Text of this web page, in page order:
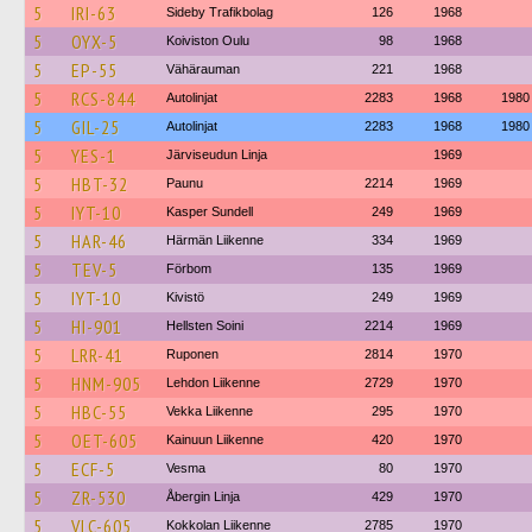
5 IRI-63 Sideby Trafikbolag 126 1968
5 OYX-5 Koiviston Oulu 98 1968
5 EP-55 Vähärauman 221 1968
5 RCS-844 Autolinjat 2283 1968 1980
5 GIL-25 Autolinjat 2283 1968 1980
5 YES-1 Järviseudun Linja 1969
5 HBT-32 Paunu 2214 1969
5 IYT-10 Kasper Sundell 249 1969
5 HAR-46 Härmän Liikenne 334 1969
5 TEV-5 Förbom 135 1969
5 IYT-10 Kivistö 249 1969
5 HI-901 Hellsten Soini 2214 1969
5 LRR-41 Ruponen 2814 1970
5 HNM-905 Lehdon Liikenne 2729 1970
5 HBC-55 Vekka Liikenne 295 1970
5 OET-605 Kainuun Liikenne 420 1970
5 ECF-5 Vesma 80 1970
5 ZR-530 Åbergin Linja 429 1970
5 VLC-605 Kokkolan Liikenne 2785 1970